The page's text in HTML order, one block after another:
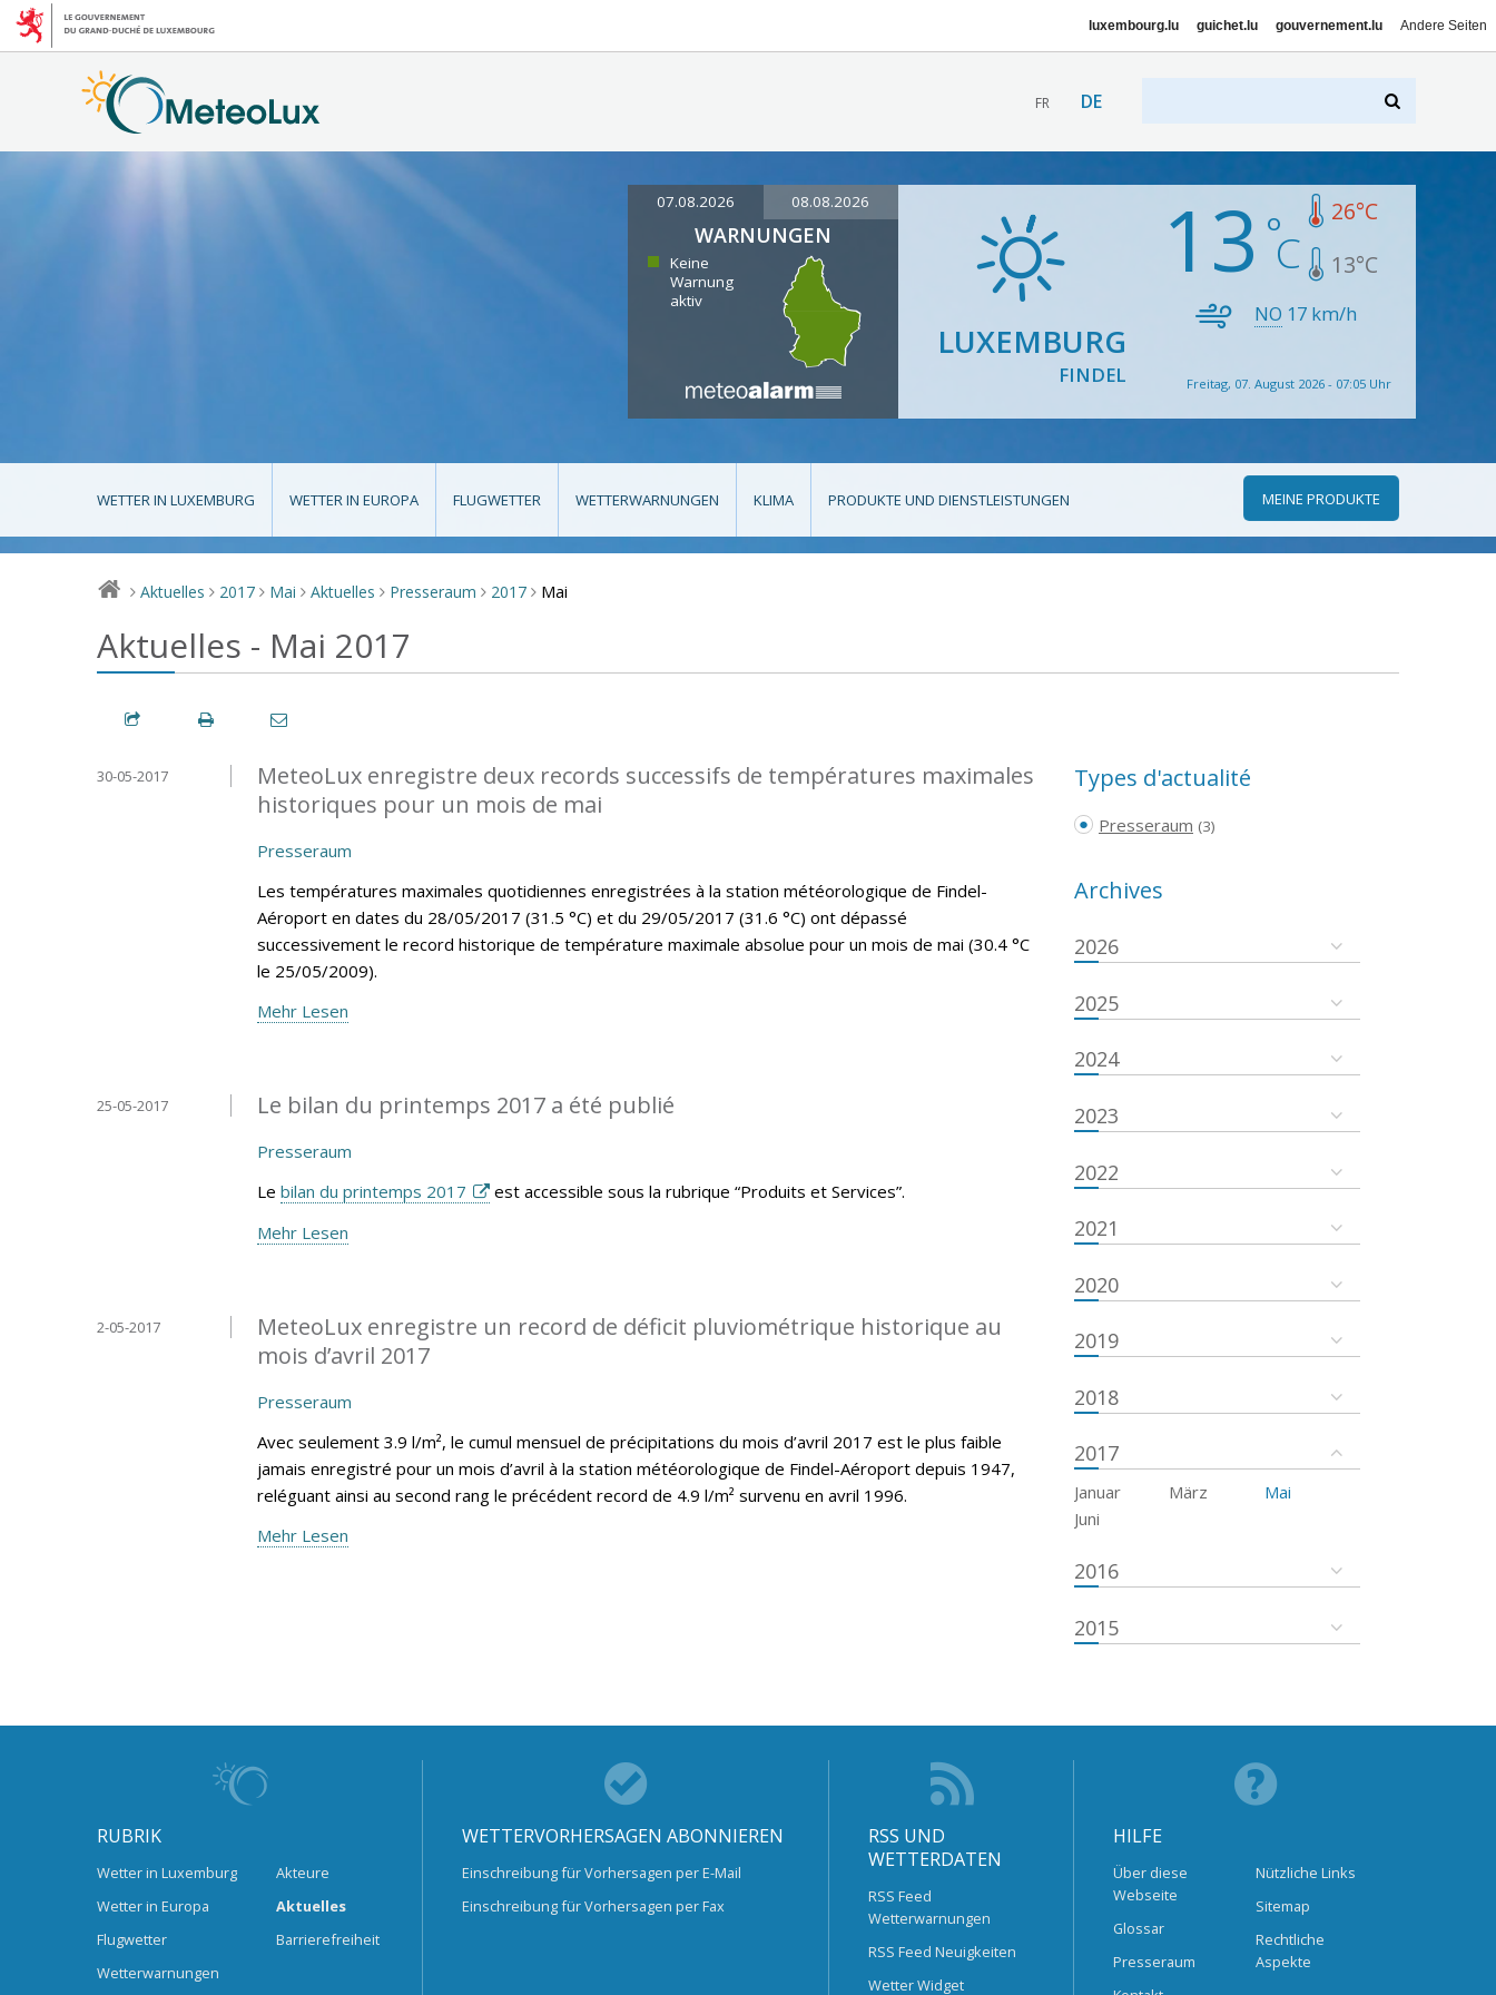
luxembourg.lu guichet.lu gouvernement.lu Andere Seiten
FR DE
07.08.2026 08.08.2026
WARNUNGEN
Keine
Warnung
aktiv
LUXEMBURG
FINDEL
13 26°C
13°C
NO 17 km/h
Freitag, 07. August 2026 - 07:05 Uhr
WETTER IN LUXEMBURG WETTER IN EUROPA FLUGWETTER WETTERWARNUNGEN KLIMA PRODUKTE UND DIENSTLEISTUNGEN MEINE PRODUKTE
> Aktuelles > 2017 > Mai > Aktuelles > Presseraum > 2017 > Mai
Aktuelles - Mai 2017
MeteoLux enregistre deux records successifs de températures maximales
historiques pour un mois de mai
30-05-2017
Presseraum
Les températures maximales quotidiennes enregistrées à la station météorologique de Findel-
Aéroport en dates du 28/05/2017 (31.5 °C) et du 29/05/2017 (31.6 °C) ont dépassé
successivement le record historique de température maximale absolue pour un mois de mai (30.4 °C
le 25/05/2009).
Mehr Lesen
Le bilan du printemps 2017 a été publié
25-05-2017
Presseraum
Le bilan du printemps 2017
est accessible sous la rubrique “Produits et Services”.
Mehr Lesen
MeteoLux enregistre un record de déficit pluviométrique historique au
mois d’avril 2017
2-05-2017
Presseraum
Avec seulement 3.9 l/m², le cumul mensuel de précipitations du mois d’avril 2017 est le plus faible
jamais enregistré pour un mois d’avril à la station météorologique de Findel-Aéroport depuis 1947,
reléguant ainsi au second rang le précédent record de 4.9 l/m² survenu en avril 1996.
Mehr Lesen
Types d'actualité
Presseraum (3)
Archives
2026
2025
2024
2023
2022
2021
2020
2019
2018
2017
Januar März
Mai
Juni
2016
2015
RUBRIK
Wetter in Luxemburg
Wetter in Europa
Flugwetter
Wetterwarnungen
Akteure
Aktuelles
Barrierefreiheit
WETTERVORHERSAGEN ABONNIEREN
Einschreibung für Vorhersagen per E-Mail
Einschreibung für Vorhersagen per Fax
RSS UND
WETTERDATEN
RSS Feed
Wetterwarnungen
RSS Feed Neuigkeiten
Wetter Widget
HILFE
Über diese
Webseite
Glossar
Presseraum
Nützliche Links
Sitemap
Rechtliche
Aspekte